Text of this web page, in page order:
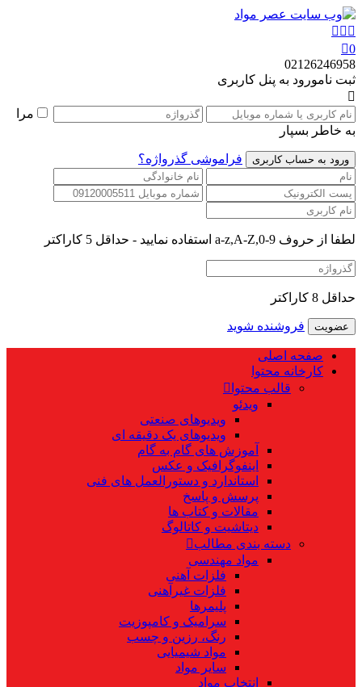
0
02126246958
ثبت نامورود به پنل کاربری
مرا
به خاطر بسپار
فراموشی گذرواژه؟
لطفا از حروف a-z,A-Z,0-9 استفاده نمایید - حداقل 5 کاراکتر
حداقل 8 کاراکتر
فروشنده شوید
صفحه اصلی
کارخانه محتوا
قالب محتوا
ویدئو
ویدیوهای صنعتی
ویدیوهای یک دقیقه ای
آموزش های گام به گام
اینفوگرافیک و عکس
استاندارد و دستورالعمل های فنی
پرسش و پاسخ
مقالات و کتاب ها
دیتاشیت و کاتالوگ
دسته بندی مطالب
مواد مهندسی
فلزات آهنی
فلزات غیرآهنی
پلیمرها
سرامیک و کامپوزیت
رنگ، رزین و چسب
مواد شیمیایی
سایر مواد
انتخاب مواد